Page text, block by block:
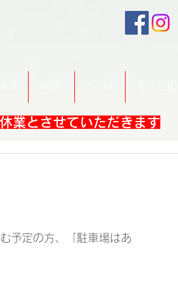
業とさせていただきます
予定の方、「駐車場はあ